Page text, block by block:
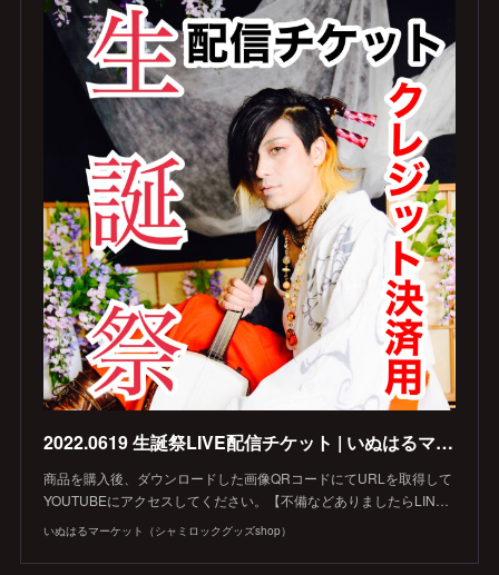
2022.0619 生誕祭LIVE配信チケット | いぬはるマーケット（シャミロックグッズshop） powered by BASE
商品を購入後、ダウンロードした画像QRコードにてURLを取得して
YOUTUBEにアクセスしてください。【不備などありましたらLIN…
いぬはるマーケット（シャミロックグッズshop）